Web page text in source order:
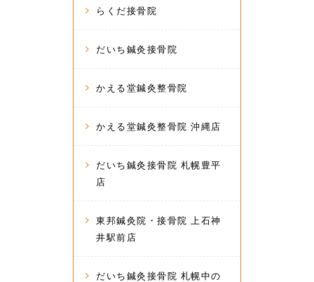
らくだ接骨院
だいち鍼灸接骨院
かえる堂鍼灸整骨院
かえる堂鍼灸整骨院 沖縄店
だいち鍼灸接骨院 札幌豊平
店
東邦鍼灸院・接骨院 上石神
井駅前店
だいち鍼灸接骨院 札幌中の